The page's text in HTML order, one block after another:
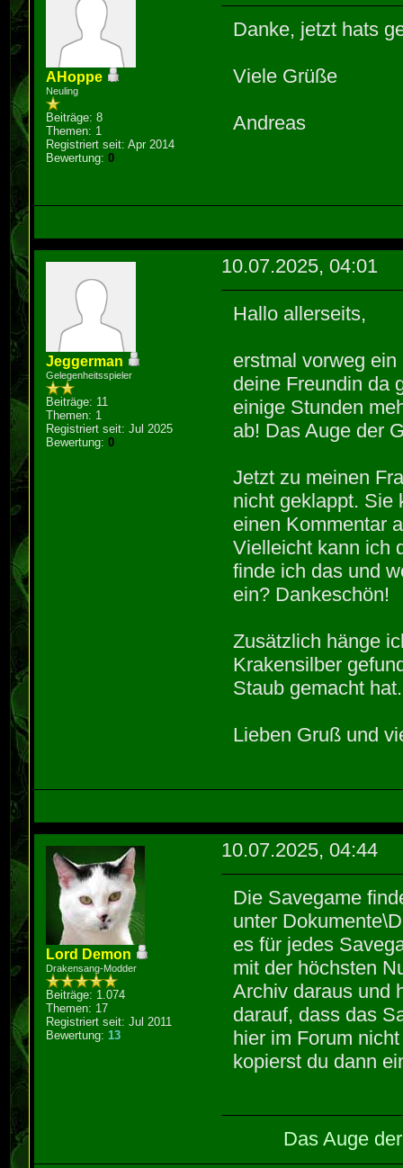
AHoppe
Neuling
Beiträge: 8
Themen: 1
Registriert seit: Apr 2014
Bewertung:0
Danke, jetzt hats
Viele Grüße
Andreas
Jeggerman
Gelegenheitsspieler
Beiträge: 11
Themen: 1
Registriert seit: Jul 2025
Bewertung:0
10.07.2025, 04:01
Hallo allerseits,
erstmal vorweg
deine Freundin da
einige Stunden
ab! Das Auge der
Jetzt zu meinen
nicht geklappt. Sie
einen Kommentar
Vielleicht kann ich
finde ich das und
ein? Dankeschön!
Zusätzlich hänge
Krakensilber
Staub gemacht hat.
Lieben Gruß und
Lord Demon
Drakensang-Modder
Beiträge: 1.074
Themen: 17
Registriert seit: Jul 2011
Bewertung:13
10.07.2025, 04:44
Die Savegame
unter
es für jedes
mit der höchsten
Archiv daraus und
darauf, dass das
hier im Forum
kopierst du dann
Das Auge